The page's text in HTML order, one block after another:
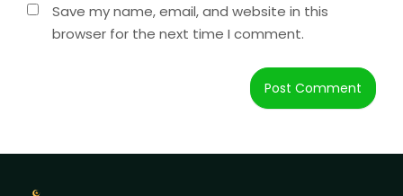
Save my name, email, and website in this
browser for the next time I comment.